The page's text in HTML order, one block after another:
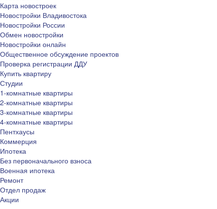
Карта новостроек
Новостройки Владивостока
Новостройки России
Обмен новостройки
Новостройки онлайн
Общественное обсуждение проектов
Проверка регистрации ДДУ
Купить квартиру
Студии
1-комнатные квартиры
2-комнатные квартиры
3-комнатные квартиры
4-комнатные квартиры
Пентхаусы
Коммерция
Ипотека
Без первоначального взноса
Военная ипотека
Ремонт
Отдел продаж
Акции